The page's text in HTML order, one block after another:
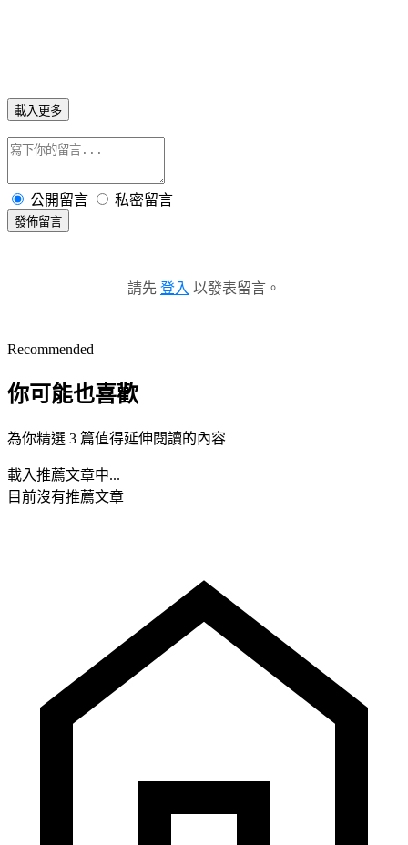
載入更多
公開留言 私密留言
發佈留言
請先 登入 以發表留言。
Recommended
你可能也喜歡
為你精選 3 篇值得延伸閱讀的內容
載入推薦文章中...
目前沒有推薦文章